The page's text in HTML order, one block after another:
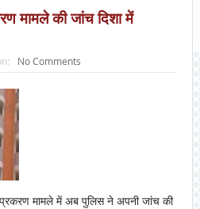
मामले की जांच दिशा में
No Comments
प्रकरण मामले में अब पुलिस ने अपनी जांच की